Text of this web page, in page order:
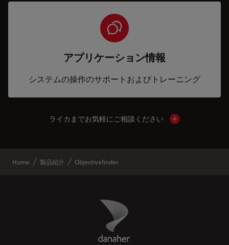
アプリケーション情報
システムの操作のサポートおよびトレーニング
ライカまでお気軽にご相談ください Show local
Home 製品紹介 Objectivefinder
Danaher Logo